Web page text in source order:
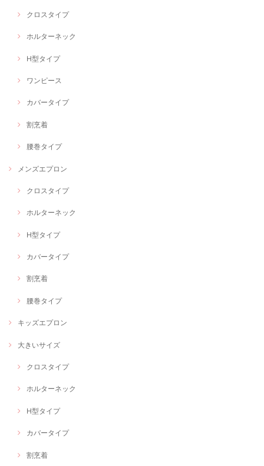
クロスタイプ
ホルターネック
H型タイプ
ワンピース
カバータイプ
割烹着
腰巻タイプ
メンズエプロン
クロスタイプ
ホルターネック
H型タイプ
カバータイプ
割烹着
腰巻タイプ
キッズエプロン
大きいサイズ
クロスタイプ
ホルターネック
H型タイプ
カバータイプ
割烹着